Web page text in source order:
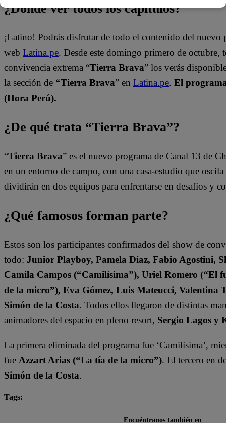
¿Dónde ver todos los capítulos?
¡Latino! Podrás disfrutar de todo el contenido del nuevo
web Latina.pe. Desde este domingo primero de
convivencia extrema “Tierra Brava” los verás
la sección de “Tierra Brava” en Latina.pe. El
(Hora Perú).
¿De qué trata “Tierra Brava”?
“Tierra Brava” es el nuevo programa de Canal 13 de
en un entorno de campo, con una casa-estudio que
dividirán en dos equipos para enfrentarse en desafíos y
¿Qué famosos forman parte?
Estos son los participantes confirmados del show de
todo: Junior Playboy, Pamela Díaz, Fabio Agostini,
Camila Campos (“Camilísima”), Uriel Romero (“El
de la micro”), Eva Gómez, Luis Mateucci, Valentina
Simón de la Costa. Todos ellos llegaron de distintas
animadores del espacio en pleno resort, Sergio Lagos y
La primera eliminada del programa fue ‘Camilísima’,
fue Azzart Arias (“La tía de la micro”). El tercero en
Simón de la Costa.
Tags:
Encuéntranos también en